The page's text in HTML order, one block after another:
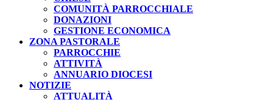
COMUNITÀ PARROCCHIALE
DONAZIONI
GESTIONE ECONOMICA
ZONA PASTORALE
PARROCCHIE
ATTIVITÀ
ANNUARIO DIOCESI
NOTIZIE
ATTUALITÀ